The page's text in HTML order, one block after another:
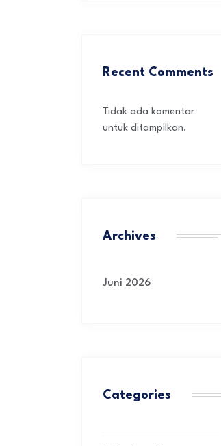
Recent Comments
Tidak ada komentar
untuk ditampilkan.
Archives
Juni 2026
Categories